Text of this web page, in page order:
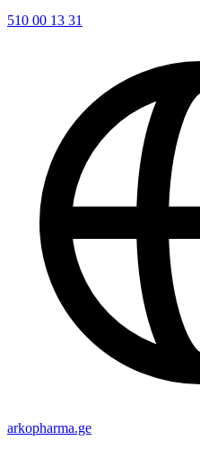
510 00 13 31
arkopharma.ge